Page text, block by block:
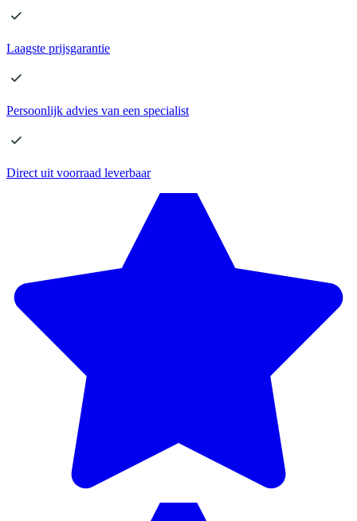
Laagste prijsgarantie
Persoonlijk advies van een specialist
Direct uit voorraad leverbaar